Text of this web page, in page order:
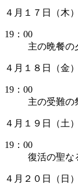
４月１７日（木
19：00
主の晩餐
４月１８日（金
19：00
主の受難
４月１９日（土
19：00
復活の聖
４月２０日（日